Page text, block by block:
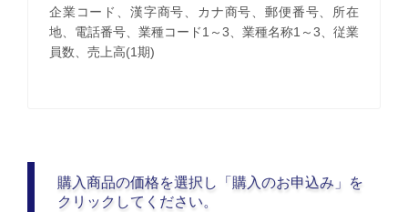
企業コード、漢字商号、カナ商号、郵便番号、所在
地、電話番号、業種コード1～3、業種名称1～3、従業
員数、売上高(1期)
購入商品の価格を選択し「購入のお申込み」を
クリックしてください。